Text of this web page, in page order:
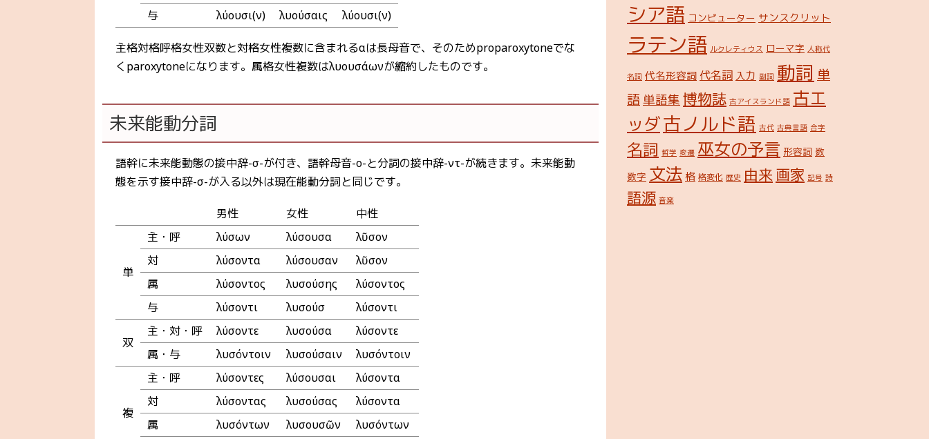
与
λύουσι(ν) λυούσαις λύουσι(ν)
主格対格呼格女性双数と対格女性複数に含まれるαは長母音で、そのためproparoxytoneでな
くparoxytoneになります。属格女性複数はλυουσάωνが縮約したものです。
未来能動分詞
語幹に未来能動態の接中辞-σ-が付き、語幹母音-ο-と分詞の接中辞-ντ-が続きます。未来能動
態を示す接中辞-σ-が入る以外は現在能動分詞と同じです。
男性 女性 中性
単
主・呼 λύσων λύσουσα
λῦσον
対
λύσοντα λύσουσαν
λῦσον
属
λύσοντος λυσούσης
λύσοντος
与
λύσοντι λυσούσῃ λύσοντι
双
主・対・呼 λύσοντε λυσούσα
λύσοντε
属・与
λυσόντοιν λυσούσαιν λυσόντοιν
複
主・呼 λύσοντες λύσουσαι
λύσοντα
対
λύσοντας λυσούσας
λύσοντα
属
λυσόντων λυσουσῶν
λυσόντων
シア語 コンピューター サンスクリット
ラテン語 ルクレティウス ローマ字 人称代
名詞 代名形容詞 代名詞 入力 副詞 動詞 単
語単語集 博物誌 古アイスランド語 古エ
ッダ古ノルド語 古代 古典言語 合字
名詞 哲学 変遷 巫女の予言 形容詞 数
数字 文法 格 格変化 歴史 由来画家 記号 詩
語源 音楽